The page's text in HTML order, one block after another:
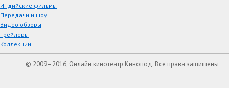
Индийские фильмы
Передачи и шоу
Видео обзоры
Трейлеры
Коллекции
© 2009–2016, Онлайн кинотеатр Кинопод. Все права защищены